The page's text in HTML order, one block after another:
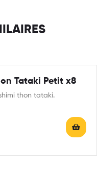
Tataki Petit x8
thon tataki.